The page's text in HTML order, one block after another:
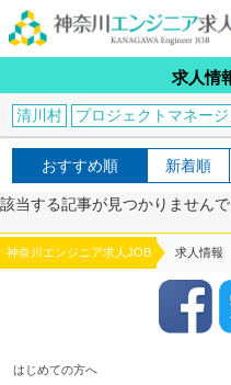
求人情
清川村 プロジェクトマネー
おすすめ順 新着順
該当する記事が見つかりませんで
神奈川エンジニア求人JOB 求人情報
はじめての方へ